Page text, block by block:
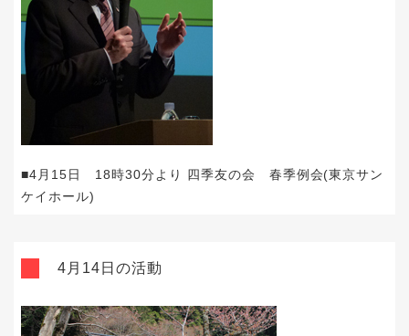
■4月15日 18時30分より 四季友の会 春季例会(東京サン
ケイホール)
4月14日の活動